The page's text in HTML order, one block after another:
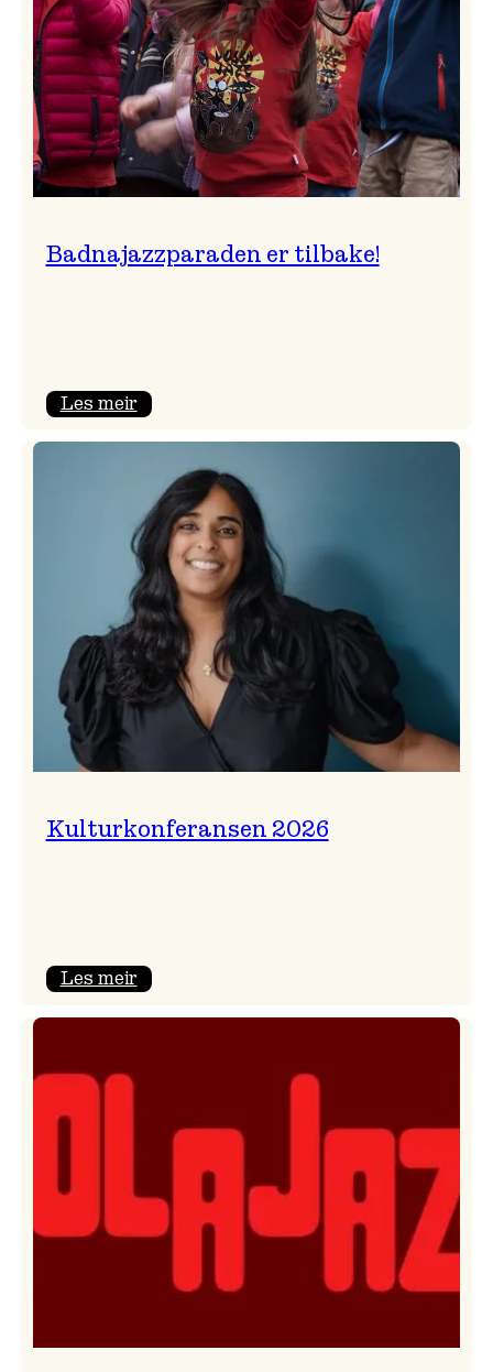
Badnajazzparaden er tilbake!
Les meir:
tilbake!
Kulturkonferansen 2026
Les meir: